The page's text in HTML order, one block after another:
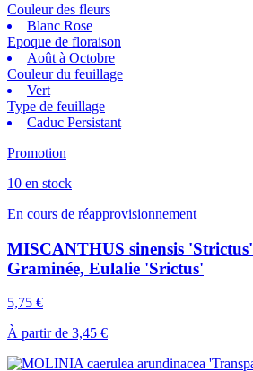
Couleur des fleurs
Blanc Rose
Epoque de floraison
Août à Octobre
Couleur du feuillage
Vert
Type de feuillage
Caduc Persistant
Promotion
10 en stock
En cours de réapprovisionnement
MISCANTHUS sinensis 'Strictus'
Graminée, Eulalie 'Srictus'
5,75 €
À partir de 3,45 €